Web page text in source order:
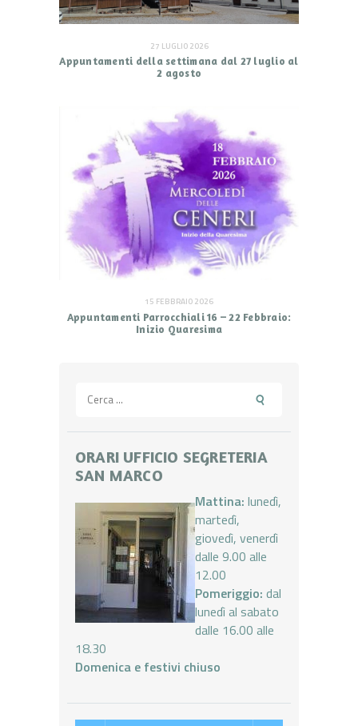
27 LUGLIO 2026
Appuntamenti della settimana dal 27 luglio al
2 agosto
15 FEBBRAIO 2026
Appuntamenti Parrocchiali 16 – 22 Febbraio:
Inizio Quaresima
per:
ORARI UFFICIO SEGRETERIA
SAN MARCO
Mattina: lunedì,
martedì,
giovedì, venerdì
dalle 9.00 alle
12.00
Pomeriggio: dal
lunedì al sabato
dalle 16.00 alle
18.30
Domenica e festivi chiuso